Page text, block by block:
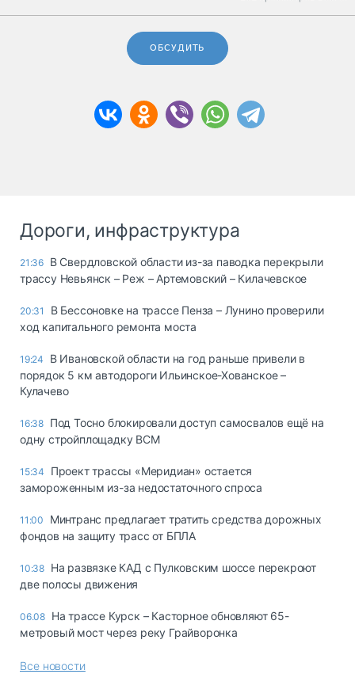
ОБСУДИТЬ
Дороги, инфраструктура
21:36 В Свердловской области из-за паводка перекрыли
трассу Невьянск – Реж – Артемовский – Килачевское
20:31
В Бессоновке на трассе Пенза – Лунино проверили
ход капитального ремонта моста
19:24
В Ивановской области на год раньше привели в
порядок 5 км автодороги Ильинское-Хованское –
Кулачево
16:38 Под Тосно блокировали доступ самосвалов ещё на
одну стройплощадку ВСМ
15:34
Проект трассы «Меридиан» остается
замороженным из-за недостаточного спроса
11:00
Минтранс предлагает тратить средства дорожных
фондов на защиту трасс от БПЛА
10:38 На развязке КАД с Пулковским шоссе перекроют
две полосы движения
06.08 На трассе Курск – Касторное обновляют 65-
метровый мост через реку Грайворонка
Все новости